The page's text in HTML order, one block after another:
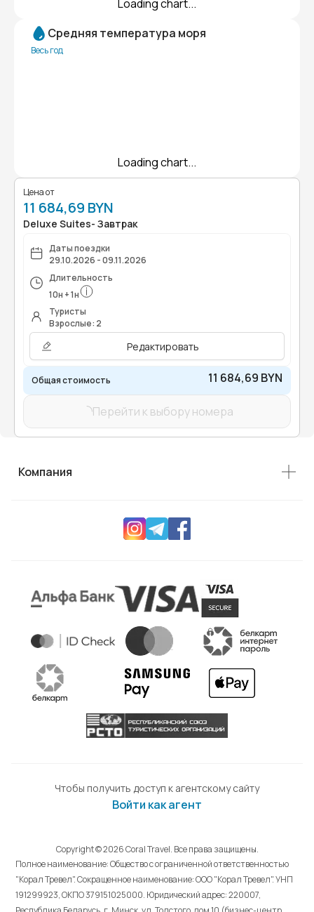
Loading chart...
Средняя температура моря
Весь год
Loading chart...
Цена от
11 684,69 BYN
Deluxe Suites- Завтрак
Даты поездки
29.10.2026 - 09.11.2026
Длительность
10н +1н
Туристы
Взрослые: 2
Редактировать
Общая стоимость 11 684,69 BYN
Перейти к выбору номера
Компания
Чтобы получить доступ к агентскому сайту
Войти как агент
Copyright © 2026 Coral Travel. Все права защищены.
Полное наименование: Общество с ограниченной ответственностью
"Корал Тревел". Сокращенное наименование: ООО "Корал Тревел". УНП
191299923, ОКПО 379151025000. Юридический адрес: 220007,